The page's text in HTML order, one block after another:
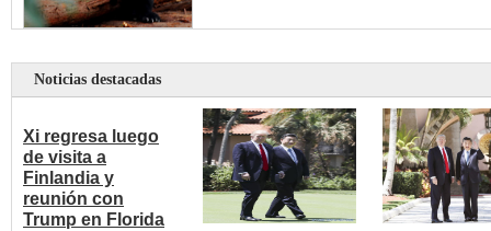
Noticias destacadas
Xi regresa luego
de visita a
Finlandia y
reunión con
Trump en Florida